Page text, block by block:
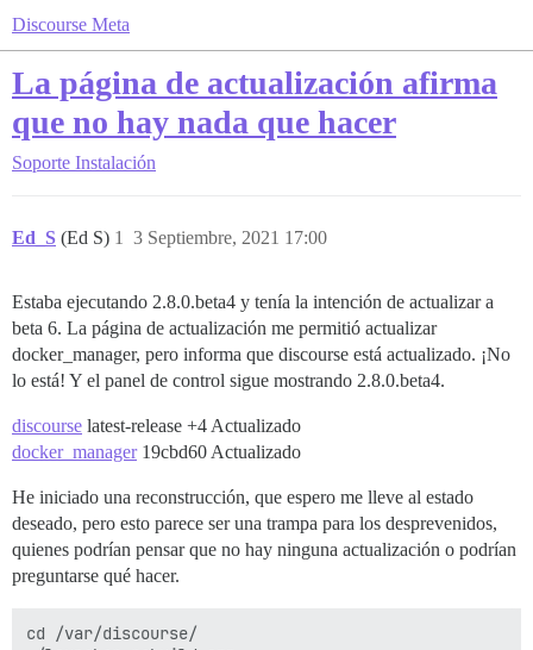
Discourse Meta
La página de actualización afirma
que no hay nada que hacer
Soporte Instalación
Ed_S (Ed S) 3 Septiembre, 2021 17:00
1
Estaba ejecutando 2.8.0.beta4 y tenía la intención de actualizar a
beta 6. La página de actualización me permitió actualizar
docker_manager, pero informa que discourse está actualizado. ¡No
lo está! Y el panel de control sigue mostrando 2.8.0.beta4.
discourse latest-release +4 Actualizado
docker_manager19cbd60 Actualizado
He iniciado una reconstrucción, que espero me lleve al estado
deseado, pero esto parece ser una trampa para los desprevenidos,
quienes podrían pensar que no hay ninguna actualización o podrían
preguntarse qué hacer.
cd /var/discourse/